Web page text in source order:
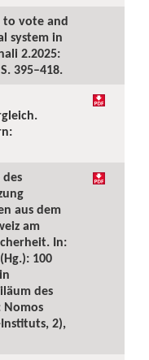
to vote and
system in
2.2025:
395–418.
aus dem
am
In:
100
des
Nomos
2),